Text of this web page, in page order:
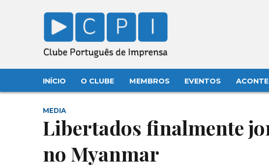
INÍCIO O CLUBE MEMBROS EVENTOS
MEDIA
Libertados finalmente
no Myanmar